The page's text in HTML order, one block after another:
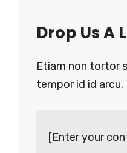
Drop Us A
Etiam non tortor
tempor id id arcu.
[Enter your